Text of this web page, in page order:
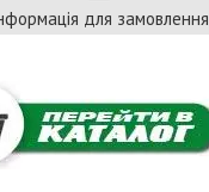
для замовлення